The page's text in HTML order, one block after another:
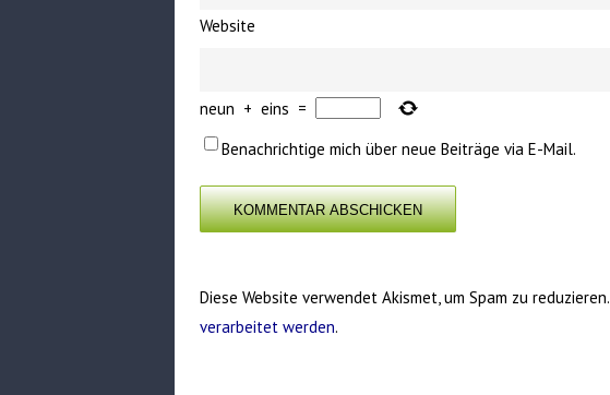
Website
neun + eins =
Benachrichtige mich über neue Beiträge via E-Mail.
Diese Website verwendet Akismet, um Spam zu reduzieren.
verarbeitet werden.